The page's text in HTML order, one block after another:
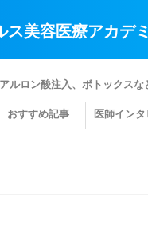
ス美容医療アカデ
アルロン酸注入、ボトックスな
おすすめ記事 医師イン